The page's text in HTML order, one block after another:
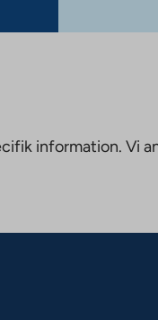
information. Vi